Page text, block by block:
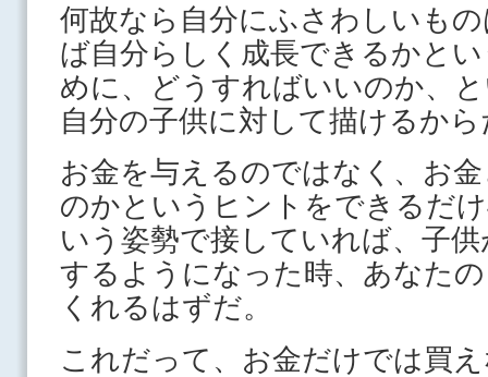
何故なら自分にふさわしいも
ば自分らしく成長できるかと
めに、どうすればいいのか、
自分の子供に対して描けるから
お金を与えるのではなく、お
のかというヒントをできるだ
いう姿勢で接していれば、子
するようになった時、あなた
くれるはずだ。
これだって、お金だけでは買